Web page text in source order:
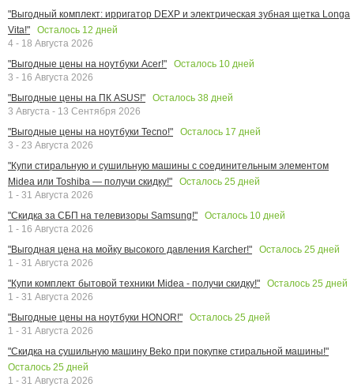
"Выгодный комплект: ирригатор DEXP и электрическая зубная щетка Longa
Vita!"
Осталось 12 дней
4 - 18 Августа 2026
"Выгодные цены на ноутбуки Acer!"
Осталось 10 дней
3 - 16 Августа 2026
"Выгодные цены на ПК ASUS!"
Осталось 38 дней
3 Августа - 13 Сентября 2026
"Выгодные цены на ноутбуки Tecno!"
Осталось 17 дней
3 - 23 Августа 2026
"Купи стиральную и сушильную машины с соединительным элементом
Midea или Toshiba — получи скидку!"
Осталось 25 дней
1 - 31 Августа 2026
"Скидка за СБП на телевизоры Samsung!"
Осталось 10 дней
1 - 16 Августа 2026
"Выгодная цена на мойку высокого давления Karcher!"
Осталось 25 дней
1 - 31 Августа 2026
"Купи комплект бытовой техники Midea - получи скидку!"
Осталось 25 дней
1 - 31 Августа 2026
"Выгодные цены на ноутбуки HONOR!"
Осталось 25 дней
1 - 31 Августа 2026
"Скидка на сушильную машину Beko при покупке стиральной машины!"
Осталось 25 дней
1 - 31 Августа 2026